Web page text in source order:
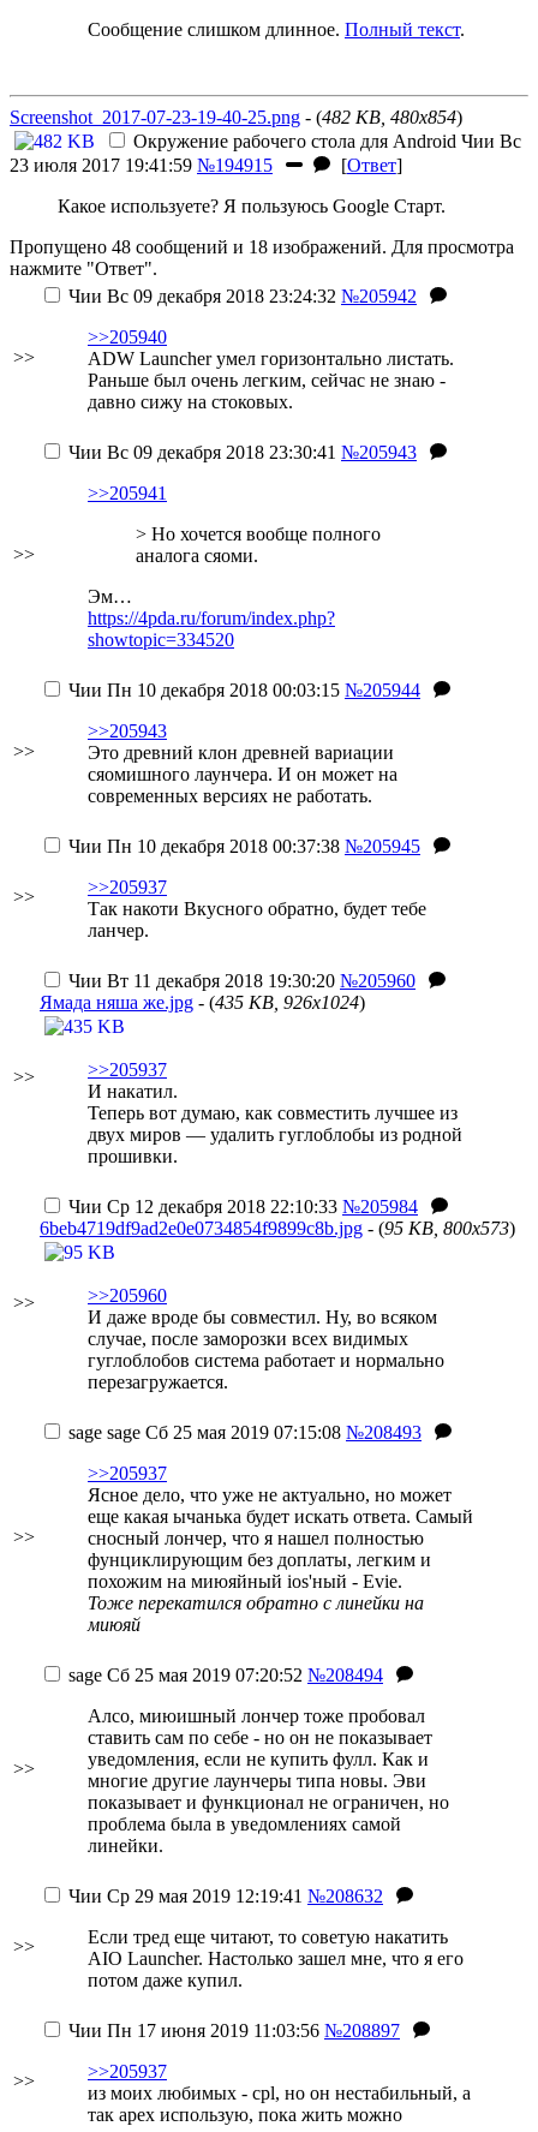
Сообщение слишком длинное. Полный текст.
Screenshot_2017-07-23-19-40-25.png - (482 KB, 480x854)
Окружение рабочего стола для Android Чии Вс
23 июля 2017 19:41:59 №194915 [Ответ]
Какое используете? Я пользуюсь Google Старт.
Пропущено 48 сообщений и 18 изображений. Для просмотра
нажмите "Ответ".
>>
Чии Вс 09 декабря 2018 23:24:32 №205942
>>205940
ADW Launcher умел горизонтально листать.
Раньше был очень легким, сейчас не знаю -
давно сижу на стоковых.
>>
Чии Вс 09 декабря 2018 23:30:41 №205943
>>205941
> Но хочется вообще полного
аналога сяоми.
Эм…
https://4pda.ru/forum/index.php?
showtopic=334520
>>
Чии Пн 10 декабря 2018 00:03:15 №205944
>>205943
Это древний клон древней вариации
сяомишного лаунчера. И он может на
современных версиях не работать.
>>
Чии Пн 10 декабря 2018 00:37:38 №205945
>>205937
Так накоти Вкусного обратно, будет тебе
ланчер.
>>
Чии Вт 11 декабря 2018 19:30:20 №205960
Ямада няша же.jpg - (435 KB, 926x1024)
>>205937
И накатил.
Теперь вот думаю, как совместить лучшее из
двух миров — удалить гуглоблобы из родной
прошивки.
>>
Чии Ср 12 декабря 2018 22:10:33 №205984
6beb4719df9ad2e0e0734854f9899c8b.jpg - (95 KB, 800x573)
>>205960
И даже вроде бы совместил. Ну, во всяком
случае, после заморозки всех видимых
гуглоблобов система работает и нормально
перезагружается.
>>
sage sage Сб 25 мая 2019 07:15:08 №208493
>>205937
Ясное дело, что уже не актуально, но может
еще какая ычанька будет искать ответа. Самый
сносный лончер, что я нашел полностью
фунциклирующим без доплаты, легким и
похожим на миюяйный ios'ный - Evie.
Тоже перекатился обратно с линейки на
миюяй
>>
sage Сб 25 мая 2019 07:20:52 №208494
Алсо, миюишный лончер тоже пробовал
ставить сам по себе - но он не показывает
уведомления, если не купить фулл. Как и
многие другие лаунчеры типа новы. Эви
показывает и функционал не ограничен, но
проблема была в уведомлениях самой
линейки.
>>
Чии Ср 29 мая 2019 12:19:41 №208632
Если тред еще читают, то советую накатить
AIO Launcher. Настолько зашел мне, что я его
потом даже купил.
>>
Чии Пн 17 июня 2019 11:03:56 №208897
>>205937
из моих любимых - cpl, но он нестабильный, а
так apex использую, пока жить можно